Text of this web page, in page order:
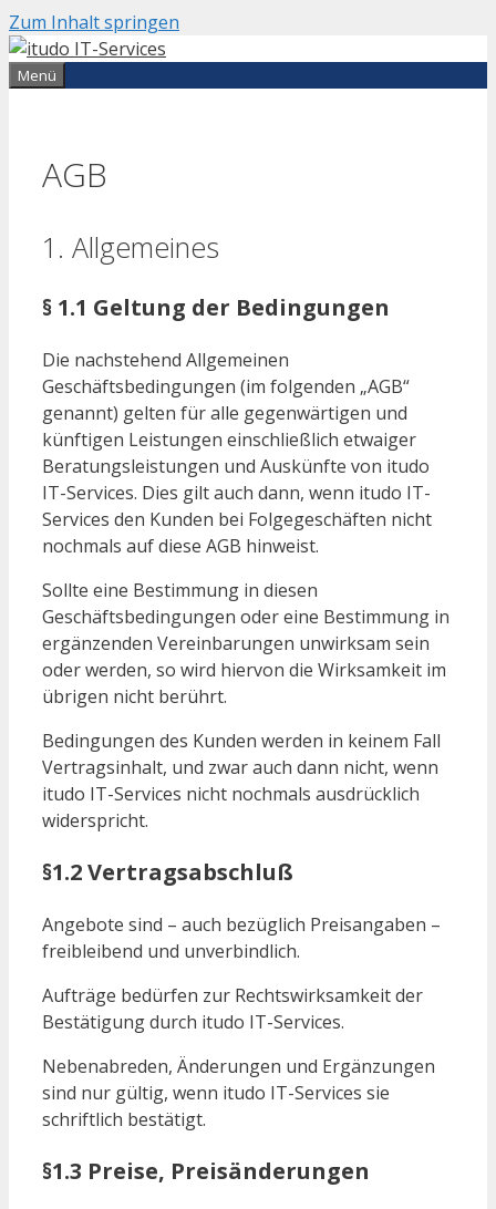
Zum Inhalt springen
Menü
AGB
1. Allgemeines
§ 1.1 Geltung der Bedingungen
Die nachstehend Allgemeinen
Geschäftsbedingungen (im folgenden „AGB“
genannt) gelten für alle gegenwärtigen und
künftigen Leistungen einschließlich etwaiger
Beratungsleistungen und Auskünfte von itudo
IT-Services. Dies gilt auch dann, wenn itudo IT-
Services den Kunden bei Folgegeschäften nicht
nochmals auf diese AGB hinweist.
Sollte eine Bestimmung in diesen
Geschäftsbedingungen oder eine Bestimmung in
ergänzenden Vereinbarungen unwirksam sein
oder werden, so wird hiervon die Wirksamkeit im
übrigen nicht berührt.
Bedingungen des Kunden werden in keinem Fall
Vertragsinhalt, und zwar auch dann nicht, wenn
itudo IT-Services nicht nochmals ausdrücklich
widerspricht.
§1.2 Vertragsabschluß
Angebote sind – auch bezüglich Preisangaben –
freibleibend und unverbindlich.
Aufträge bedürfen zur Rechtswirksamkeit der
Bestätigung durch itudo IT-Services.
Nebenabreden, Änderungen und Ergänzungen
sind nur gültig, wenn itudo IT-Services sie
schriftlich bestätigt.
§1.3 Preise, Preisänderungen